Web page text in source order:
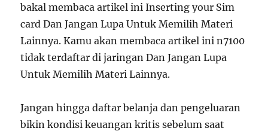
bakal membaca artikel ini Inserting your Sim
card Dan Jangan Lupa Untuk Memilih Materi
Lainnya. Kamu akan membaca artikel ini n7100
tidak terdaftar di jaringan Dan Jangan Lupa
Untuk Memilih Materi Lainnya.
Jangan hingga daftar belanja dan pengeluaran
bikin kondisi keuangan kritis sebelum saat